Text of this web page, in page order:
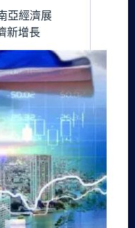
亞經濟展
新增長